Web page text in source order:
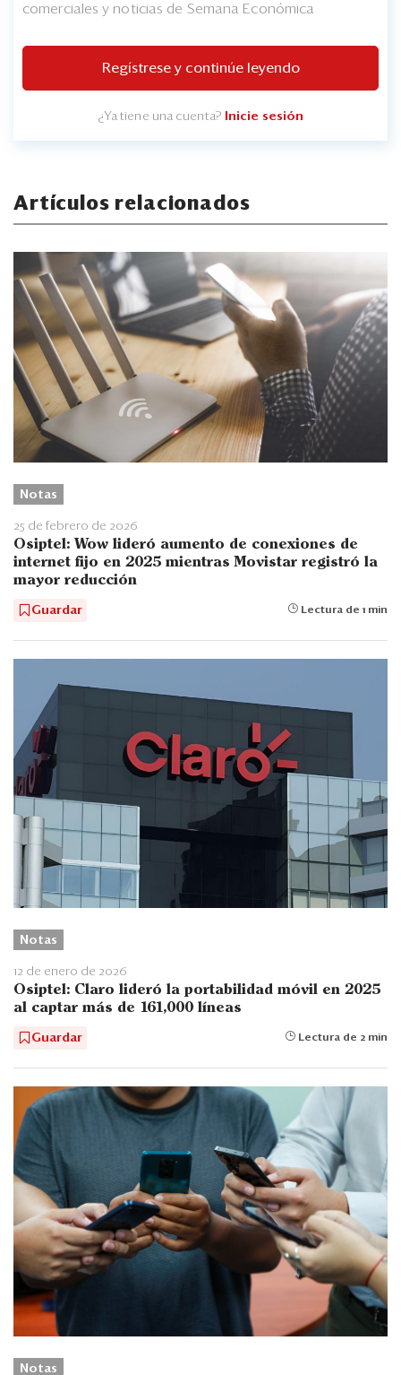
comerciales y noticias de Semana Económica
Regístrese y continúe leyendo
¿Ya tiene una cuenta? Inicie sesión
Artículos relacionados
Notas
25 de febrero de 2026
Osiptel: Wow lideró aumento de conexiones de
internet fijo en 2025 mientras Movistar registró la
mayor reducción
Guardar Lectura de 1 min
Notas
12 de enero de 2026
Osiptel: Claro lideró la portabilidad móvil en 2025
al captar más de 161,000 líneas
Guardar Lectura de 2 min
Notas